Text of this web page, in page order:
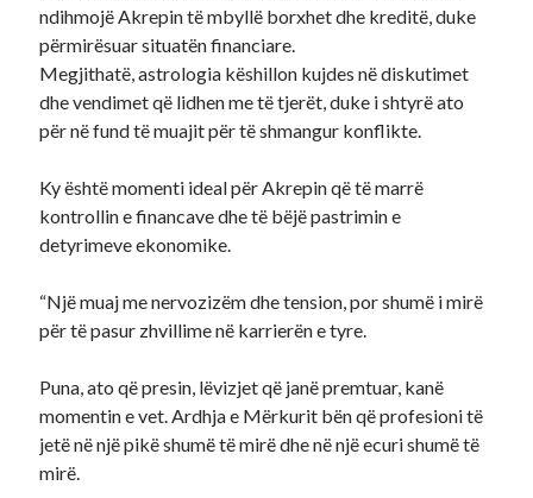
ndihmojë Akrepin të mbyllë borxhet dhe kreditë, duke
përmirësuar situatën financiare.
Megjithatë, astrologia këshillon kujdes në diskutimet
dhe vendimet që lidhen me të tjerët, duke i shtyrë ato
për në fund të muajit për të shmangur konflikte.
Ky është momenti ideal për Akrepin që të marrë
kontrollin e financave dhe të bëjë pastrimin e
detyrimeve ekonomike.
“Një muaj me nervozizëm dhe tension, por shumë i mirë
për të pasur zhvillime në karrierën e tyre.
Puna, ato që presin, lëvizjet që janë premtuar, kanë
momentin e vet. Ardhja e Mërkurit bën që profesioni të
jetë në një pikë shumë të mirë dhe në një ecuri shumë të
mirë.